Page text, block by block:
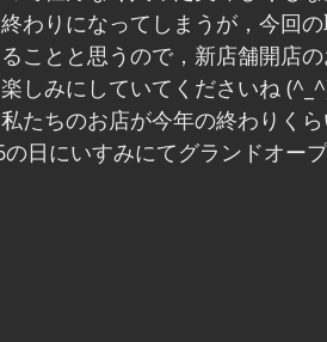
わりになってしまうが，今回
ことと思うので，新店舗開店
しみにしていてくださいね
たちのお店が今年の終わりく
日にいすみにてグランドオー